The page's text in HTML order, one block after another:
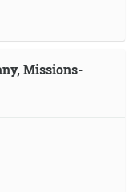
Missions-